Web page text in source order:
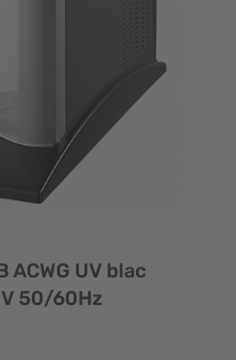
ACWG UV blac
50/60Hz